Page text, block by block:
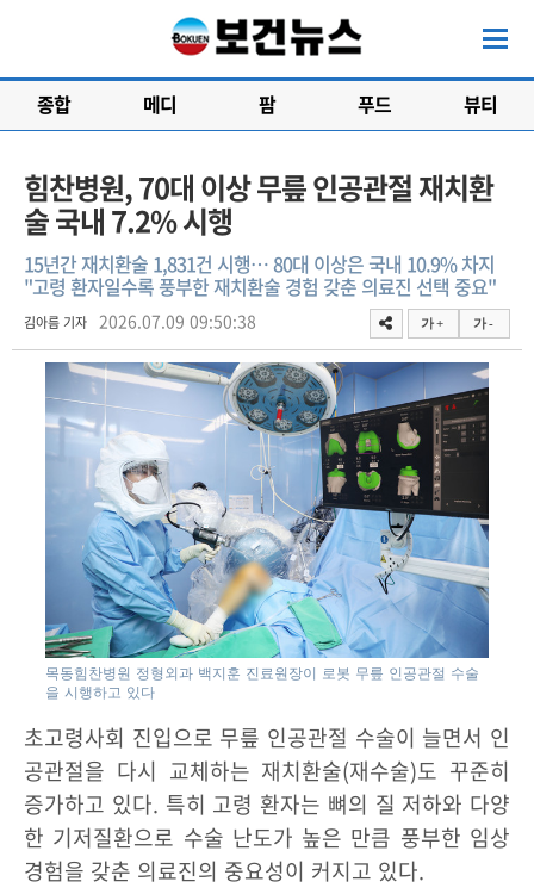
종합 메디 팜 푸드 뷰티
힘찬병원, 70대 이상 무릎 인공관절 재치환
술 국내 7.2% 시행
15년간 재치환술 1,831건 시행… 80대 이상은 국내 10.9% 차지
"고령 환자일수록 풍부한 재치환술 경험 갖춘 의료진 선택 중요"
김아름 기자 2026.07.09 09:50:38 가 + 가 -
목동힘찬병원 정형외과 백지훈 진료원장이 로봇 무릎 인공관절 수술
을 시행하고 있다
초고령사회 진입으로 무릎 인공관절 수술이 늘면서 인
공관절을 다시 교체하는 재치환술(재수술)도 꾸준히
증가하고 있다. 특히 고령 환자는 뼈의 질 저하와 다양
한 기저질환으로 수술 난도가 높은 만큼 풍부한 임상
경험을 갖춘 의료진의 중요성이 커지고 있다.